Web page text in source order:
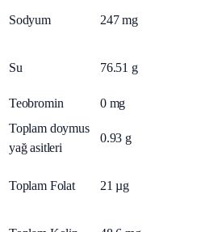
Sodyum 247 mg
Su 76.51 g
Teobromin 0 mg
Toplam doymus
yağ asitleri
0.93 g
Toplam Folat 21 µg